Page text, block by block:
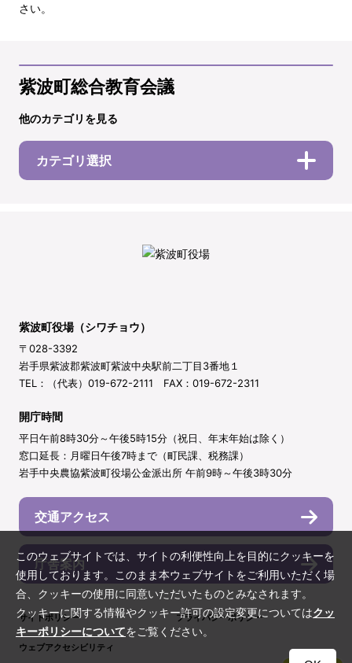
さい。
紫波町総合教育会議
他のカテゴリを見る
カテゴリ選択
紫波町役場（シワチョウ）
〒028-3392
岩手県紫波郡紫波町紫波中央駅前二丁目3番地１
TEL：（代表）019-672-2111 FAX：019-672-2311
開庁時間
平日午前8時30分～午後5時15分（祝日、年末年始は除く）
窓口延長：月曜日午後7時まで（町民課、税務課）
岩手中央農協紫波町役場公金派出所 午前9時～午後3時30分
交通アクセス
庁舎案内
サイトポリシー プライバシーポリシー
ウェブアクセシビリティ
このウェブサイトでは、サイトの利便性向上を目的にクッキーを
使用しております。このまま本ウェブサイトをご利用いただく場
合、クッキーの使用に同意いただいたものとみなされます。
クッキーに関する情報やクッキー許可の設定変更についてはクッ
キーポリシーについてをご覧ください。